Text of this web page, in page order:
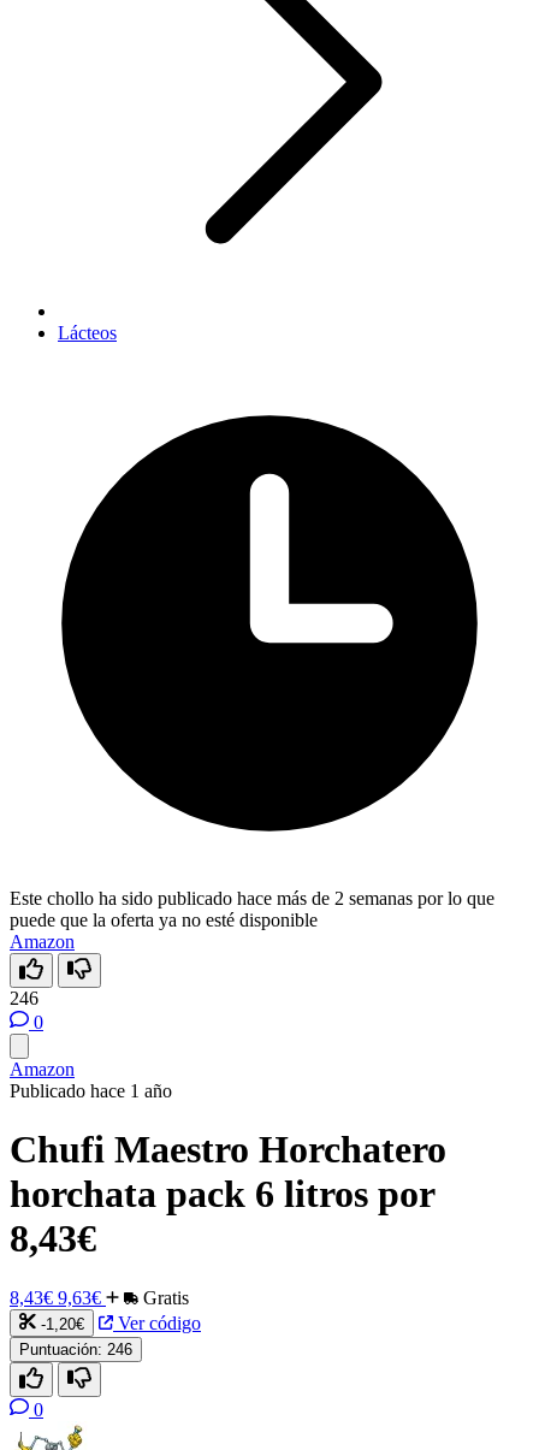
Lácteos
Este chollo ha sido publicado hace más de 2 semanas por lo que
puede que la oferta ya no esté disponible
Amazon
246
0
Amazon
Publicado hace 1 año
Chufi Maestro Horchatero
horchata pack 6 litros por
8,43€
8,43€ 9,63€ Gratis
-1,20€ Ver código
Puntuación: 246
0